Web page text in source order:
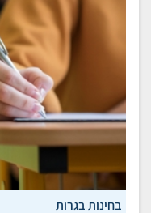
בחינות בגרות